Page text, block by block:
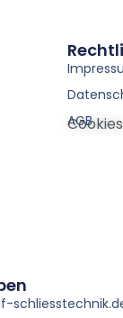
AGB
Cookies